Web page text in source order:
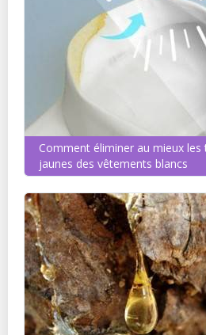
Comment éliminer au mieux les
jaunes des vêtements blancs